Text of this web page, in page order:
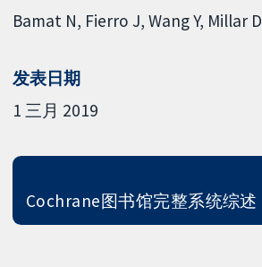
Bamat N Fierro J Wang Y Millar D
发表日期
1 三月 2019
Cochrane图书馆完整系统综述